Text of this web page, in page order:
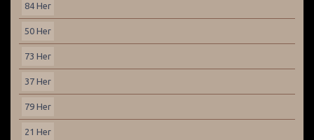
84 Her
50 Her
73 Her
37 Her
79 Her
21 Her